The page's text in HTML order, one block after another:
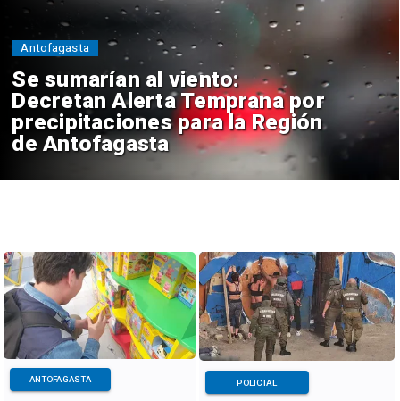
Se sumarían al viento:
Decretan Alerta Temprana por
precipitaciones para la Región
de Antofagasta
Antofagasta
ANTOFAGASTA POLICIAL